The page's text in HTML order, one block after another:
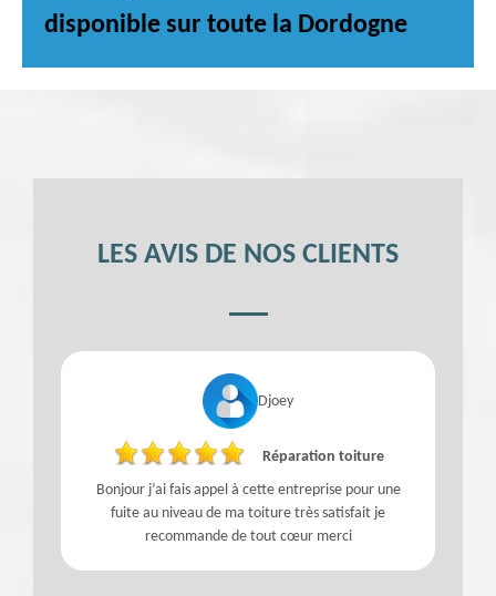
disponible sur toute la Dordogne
LES AVIS DE NOS CLIENTS
Djoey
Réparation toiture
Bonjour j’ai fais appel à cette entreprise pour une
fuite au niveau de ma toiture très satisfait je
recommande de tout cœur merci